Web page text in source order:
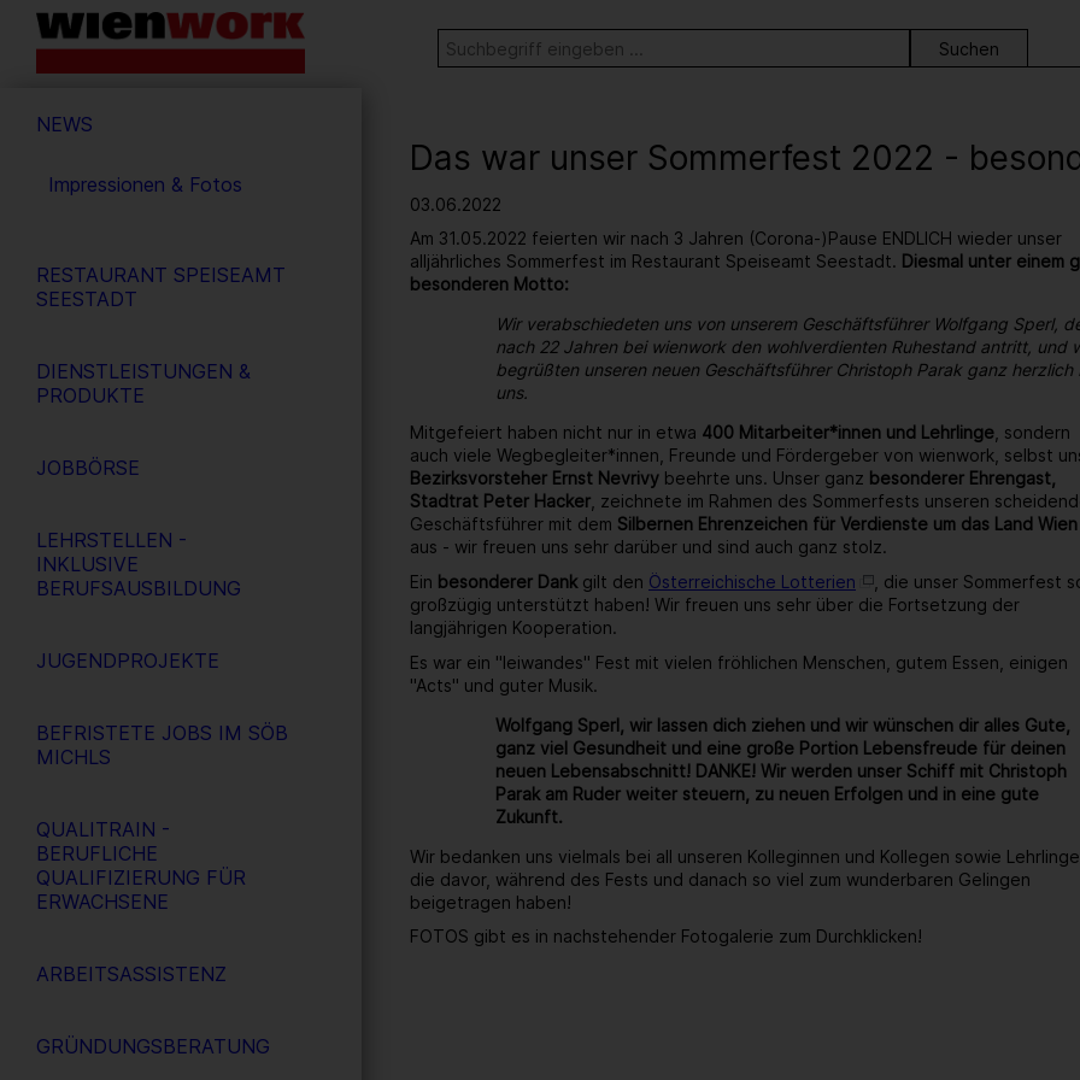
Barrierefreie
Bedienung
Webseite
Stichwortsuche
SUCHE
NEWS
Impressionen & Fotos
RESTAURANT SPEISEAMT
SEESTADT
DIENSTLEISTUNGEN &
PRODUKTE
JOBBÖRSE
LEHRSTELLEN -
INKLUSIVE
BERUFSAUSBILDUNG
JUGENDPROJEKTE
BEFRISTETE JOBS IM SÖB
MICHLS
QUALITRAIN -
BERUFLICHE
QUALIFIZIERUNG FÜR
ERWACHSENE
ARBEITSASSISTENZ
GRÜNDUNGSBERATUNG
Das war unser Sommerfest 2022 -
03.06.2022
Am 31.05.2022 feierten wir nach 3 Jahren (Corona-)Pause ENDLICH wieder unser
alljährliches Sommerfest im Restaurant Speiseamt Seestadt. Diesmal unter einem
besonderen Motto:
Wir verabschiedeten uns von unserem Geschäftsführer Wolfgang Sperl,
nach 22 Jahren bei wienwork den wohlverdienten Ruhestand antritt, und
begrüßten unseren neuen Geschäftsführer Christoph Parak ganz herzlich
uns.
Mitgefeiert haben nicht nur in etwa 400 Mitarbeiter*innen und Lehrlinge , sondern
auch viele Wegbegleiter*innen, Freunde und Fördergeber von wienwork, selbst
Bezirksvorsteher Ernst Nevrivy beehrte uns. Unser ganz besonderer Ehrengast,
Stadtrat Peter Hacker , zeichnete im Rahmen des Sommerfests unseren
Geschäftsführer mit dem Silbernen Ehrenzeichen für Verdienste um das Land Wien
aus - wir freuen uns sehr darüber und sind auch ganz stolz.
Ein besonderer Dank gilt den Österreichische Lotterien
, die unser Sommerfest
großzügig unterstützt haben! Wir freuen uns sehr über die Fortsetzung der
langjährigen Kooperation.
Es war ein "leiwandes" Fest mit vielen fröhlichen Menschen, gutem Essen, einigen
"Acts" und guter Musik.
Wolfgang Sperl, wir lassen dich ziehen und wir wünschen dir alles Gute,
ganz viel Gesundheit und eine große Portion Lebensfreude für deinen
neuen Lebensabschnitt! DANKE! Wir werden unser Schiff mit Christoph
Parak am Ruder weiter steuern, zu neuen Erfolgen und in eine gute
Zukunft.
Wir bedanken uns vielmals bei all unseren Kolleginnen und Kollegen sowie
die davor, während des Fests und danach so viel zum wunderbaren Gelingen
beigetragen haben!
FOTOS gibt es in nachstehender Fotogalerie zum Durchklicken!